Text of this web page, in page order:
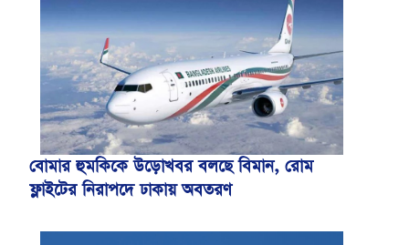
বোমার হুমকিকে উড়োখবর বলছে বিমান, রোম
ফ্লাইটের নিরাপদে ঢাকায় অবতরণ